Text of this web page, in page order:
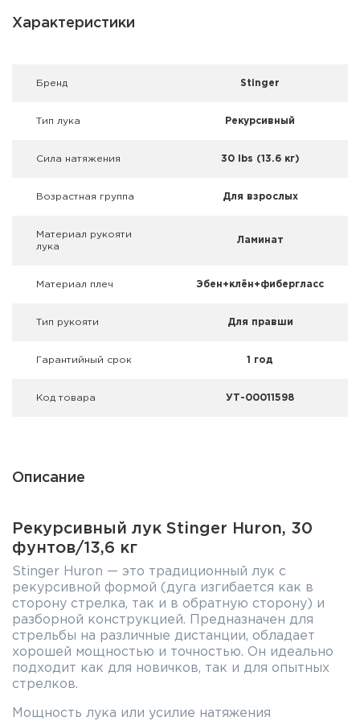
Оружейные шкафы и сейфы
Чехлы и кейсы
Релоадинг
Характеристики
Брeнд Stinger
Тип лука Рекурсивный
Сила натяжения 30 lbs (13.6 кг)
Возрастная группа Для взрослых
Материал рукояти
лука
Ламинат
Материал плеч Эбен+клён+фибергласс
Тип рукояти Для правши
Гарантийный срок 1 год
Код товара УТ-00011598
Описание
Рекурсивный лук Stinger Huron, 30
фунтов/13,6 кг
Stinger Huron — это традиционный лук с
рекурсивной формой (дуга изгибается как в
сторону стрелка, так и в обратную сторону) и
разборной конструкцией. Предназначен для
стрельбы на различные дистанции, обладает
хорошей мощностью и точностью. Он идеально
подходит как для новичков, так и для опытных
стрелков.
Мощность лука или усилие натяжения